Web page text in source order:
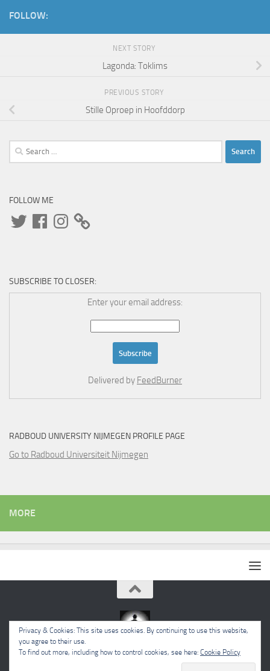
FOLLOW:
NEXT STORY
Lagonda: Toklims
PREVIOUS STORY
Stille Oproep in Hoofddorp
Search
for:
FOLLOW ME
TwitterFacebookInstagram
SUBSCRIBE TO CLOSER:
Enter your email address:
Delivered by FeedBurner
RADBOUD UNIVERSITY NIJMEGEN PROFILE PAGE
Go to Radboud Universiteit Nijmegen
MORE
Hueman theme
Privacy & Cookies: This site uses cookies. By continuing to use this website,
you agree to their use.
To find out more, including how to control cookies, see here: Cookie Policy